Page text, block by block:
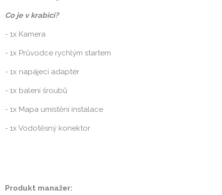
Co je v krabici?
- 1x Kamera
- 1x Průvodce rychlým startem
- 1x napájecí adaptér
- 1x balení šroubů
- 1x Mapa umístění instalace
- 1x Vodotěsný konektor
Produkt manažer: